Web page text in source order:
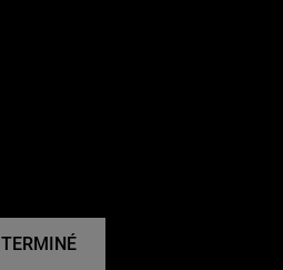
TERMINÉ